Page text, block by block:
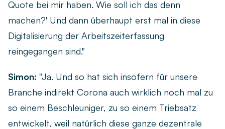
Quote bei mir haben. Wie soll ich das denn
machen?' Und dann überhaupt erst mal in diese
Digitalisierung der Arbeitszeiterfassung
reingegangen sind."
Simon: "Ja. Und so hat sich insofern für unsere
Branche indirekt Corona auch wirklich noch mal zu
so einem Beschleuniger, zu so einem Triebsatz
entwickelt, weil natürlich diese ganze dezentrale